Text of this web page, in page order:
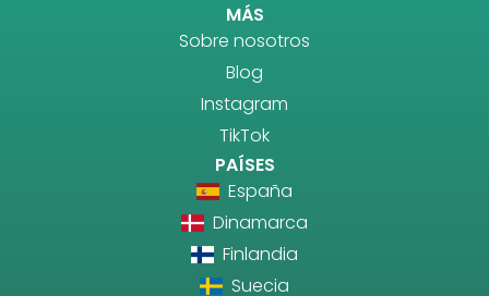
MÁS
Sobre nosotros
Blog
Instagram
TikTok
PAÍSES
España
Dinamarca
Finlandia
Suecia